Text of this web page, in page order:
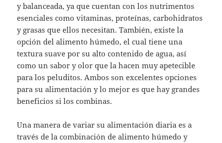
y balanceada, ya que cuentan con los nutrimentos
esenciales como vitaminas, proteínas, carbohidratos
y grasas que ellos necesitan. También, existe la
opción del alimento húmedo, el cual tiene una
textura suave por su alto contenido de agua, así
como un sabor y olor que la hacen muy apetecible
para los peluditos. Ambos son excelentes opciones
para su alimentación y lo mejor es que hay grandes
beneficios si los combinas.
Una manera de variar su alimentación diaria es a
través de la combinación de alimento húmedo y